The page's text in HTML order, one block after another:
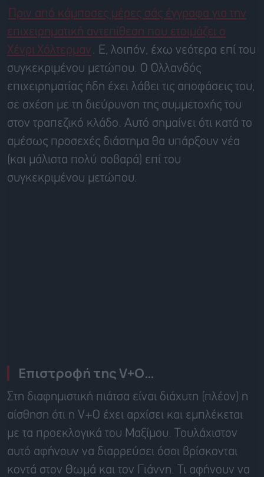
Πριν από κάμποσες μέρες σάς έγγραφα για την
επιχειρηματική αντεπίθεση που ετοιμάζει ο
Χένρι Χόλτερμαν . Ε, λοιπόν, έχω νεότερα επί του
συγκεκριμένου μετώπου. Ο Ολλανδός
επιχειρηματίας ήδη έχει λάβει τις αποφάσεις του,
σε σχέση με τη διεύρυνση της συμμετοχής του
στον τραπεζικό κλάδο. Αυτό σημαίνει ότι κατά το
αμέσως προσεχές διάστημα θα υπάρξουν νέα
(και μάλιστα πολύ σοβαρά) επί του
συγκεκριμένου μετώπου.
Επιστροφή της V+O…
Στη διαφημιστική πιάτσα είναι διάχυτη (πλέον) η
αίσθηση ότι η V+O έχει αρχίσει και εμπλέκεται
με τα προεκλογικά του Μαξίμου. Τουλάχιστον
αυτό αφήνουν να διαρρεύσει όσοι βρίσκονται
κοντά στον Θωμά και τον Γιάννη. Τι αφήνουν να